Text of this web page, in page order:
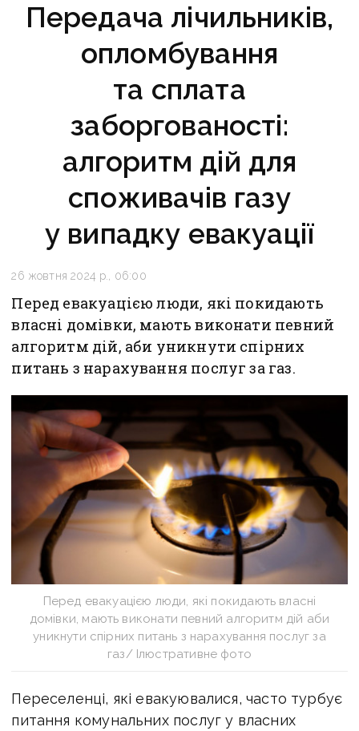
Передача лічильників,
опломбування
та сплата
заборгованості:
алгоритм дій для
споживачів газу
у випадку евакуації
26 жовтня 2024 р., 06:00
Перед евакуацією люди, які покидають
власні домівки, мають виконати певний
алгоритм дій, аби уникнути спірних
питань з нарахування послуг за газ.
Перед евакуацією люди, які покидають власні
домівки, мають виконати певний алгоритм дій аби
уникнути спірних питань з нарахування послуг за
газ/ Ілюстративне фото
Переселенці, які евакуювалися, часто турбує
питання комунальних послуг у власних